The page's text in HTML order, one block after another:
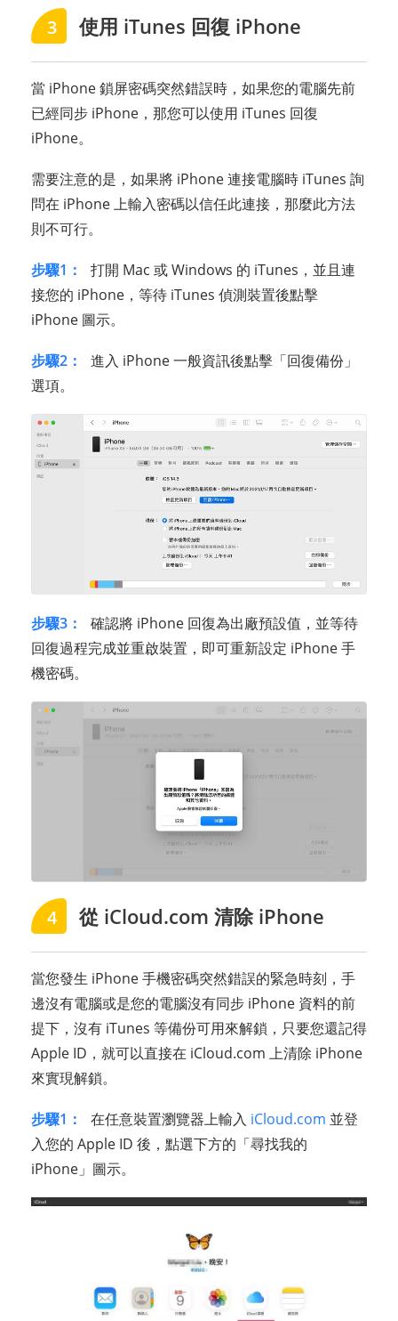
3 使用 iTunes 回復 iPhone
當 iPhone 鎖屏密碼突然錯誤時，如果您的電腦先前
已經同步 iPhone，那您可以使用 iTunes 回復
iPhone。
需要注意的是，如果將 iPhone 連接電腦時 iTunes 詢
問在 iPhone 上輸入密碼以信任此連接，那麼此方法
則不可行。
步驟1：
打開 Mac 或 Windows 的 iTunes，並且連
接您的 iPhone，等待 iTunes 偵測裝置後點擊
iPhone 圖示。
步驟2：
進入 iPhone 一般資訊後點擊「回復備份」
選項。
步驟3：
確認將 iPhone 回復為出廠預設值，並等待
回復過程完成並重啟裝置，即可重新設定 iPhone 手
機密碼。
4 從 iCloud.com 清除 iPhone
當您發生 iPhone 手機密碼突然錯誤的緊急時刻，手
邊沒有電腦或是您的電腦沒有同步 iPhone 資料的前
提下，沒有 iTunes 等備份可用來解鎖，只要您還記得
Apple ID，就可以直接在 iCloud.com 上清除 iPhone
來實現解鎖。
步驟1： 在任意裝置瀏覽器上輸入 iCloud.com 並登
入您的 Apple ID 後，點選下方的「尋找我的
iPhone」圖示。